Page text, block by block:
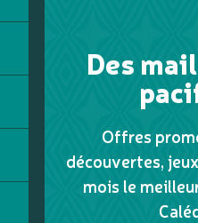
Des
Offres
découvertes,
mois le